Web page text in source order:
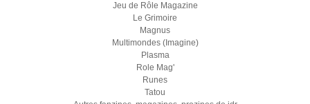
Jeu de Rôle Magazine
Le Grimoire
Magnus
Multimondes (Imagine)
Plasma
Role Mag'
Runes
Tatou